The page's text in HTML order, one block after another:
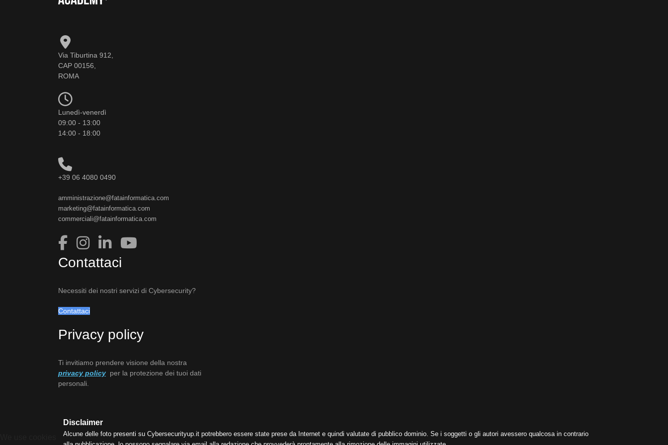
Via Tiburtina 912,
CAP 00156,
ROMA
Lunedì-venerdì
09:00 - 13:00
14:00 - 18:00
+39 06 4080 0490
amministrazione@fatainformatica.com
marketing@fatainformatica.com
commerciali@fatainformatica.com
Contattaci
Necessiti dei nostri servizi di Cybersecurity?
Contattaci
Privacy policy
Ti invitiamo prendere visione della nostra
privacy policy per la protezione dei tuoi dati
personali.
Disclaimer
Alcune delle foto presenti su Cybersecurityup.it potrebbero essere state prese da Internet e quindi valutate di pubblico dominio. Se i soggetti o gli autori avessero qualcosa in contrario